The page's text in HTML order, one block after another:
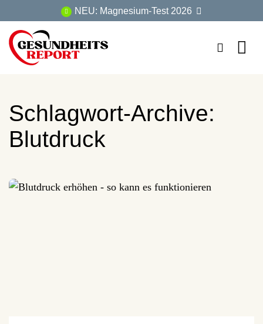
Inhalt
springen
NEU: Magnesium-Test 2026
Schlagwort-Archive:
Blutdruck